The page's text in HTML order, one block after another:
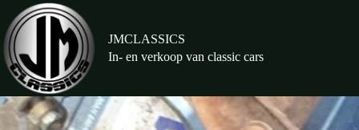
naar
de
inhoud
JMCLASSICS
In- en verkoop van classic cars